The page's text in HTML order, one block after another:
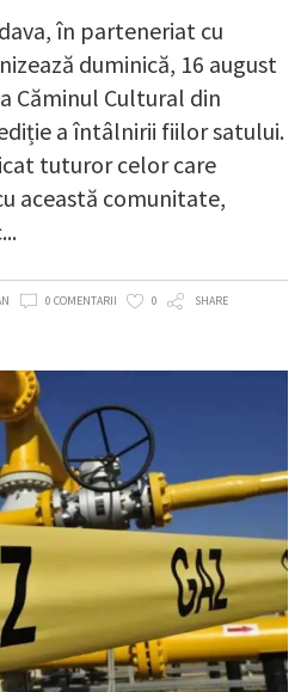
în parteneriat cu
duminică, 16 august
Căminul Cultural din
a întâlnirii fiilor satului.
tuturor celor care
această comunitate,
0 COMENTARII 0 SHARE